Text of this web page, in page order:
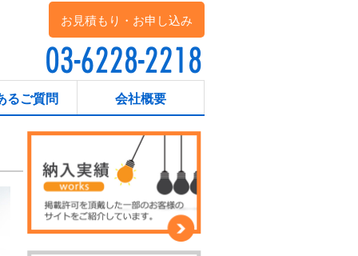
お見積もり・お申し込み
るご質問 会社概要